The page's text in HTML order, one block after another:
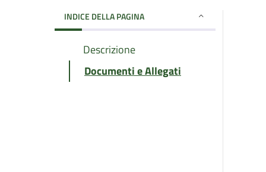
INDICE DELLA PAGINA
Descrizione
Documenti e Allegati